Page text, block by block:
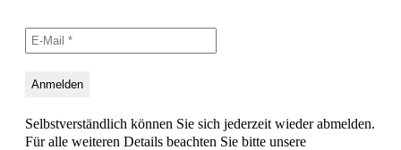
Selbstverständlich können Sie sich jederzeit wieder abmelden.
Für alle weiteren Details beachten Sie bitte unsere